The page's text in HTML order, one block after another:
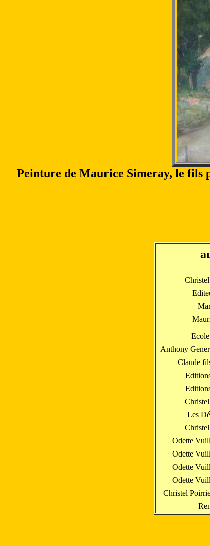
Peinture de Maurice Simeray, le fils
Anthony
Claude
Les
Odette
Odette
Odette
Odette
Christel